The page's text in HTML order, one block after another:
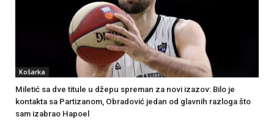
Košarka
Miletić sa dve titule u džepu spreman za novi izazov: Bilo je
kontakta sa Partizanom, Obradović jedan od glavnih razloga što
sam izabrao Hapoel